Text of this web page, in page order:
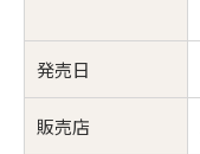
発売日
販売店